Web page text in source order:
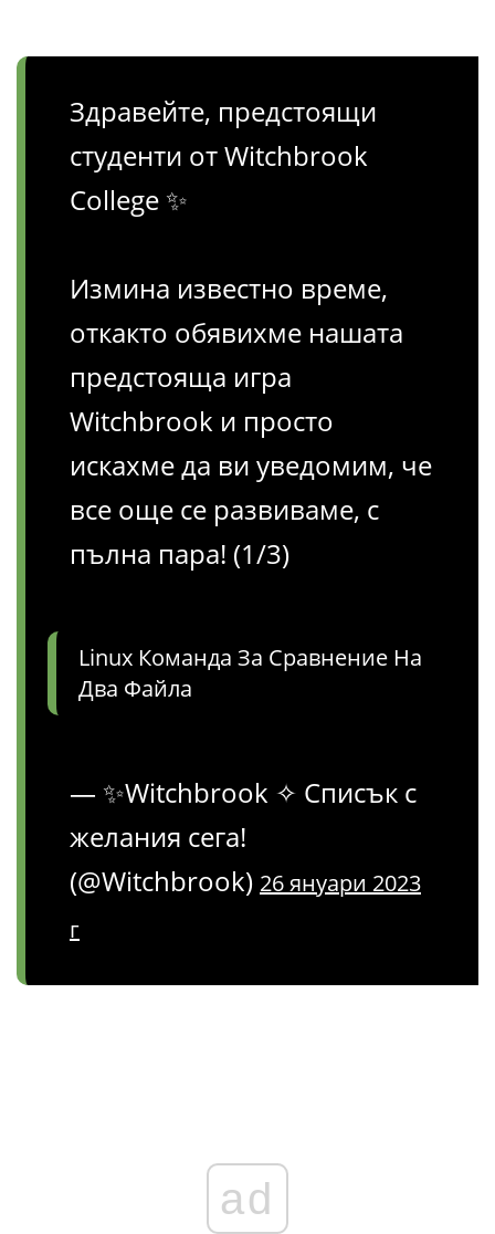
Здравейте, предстоящи
студенти от Witchbrook
College ✨
Измина известно време,
откакто обявихме нашата
предстояща игра
Witchbrook и просто
искахме да ви уведомим, че
все още се развиваме, с
пълна пара! (1/3)
Linux Команда За Сравнение На
Два Файла
— ✨Witchbrook ✧ Списък с
желания сега!
(@Witchbrook) 26 януари 2023
г
ad